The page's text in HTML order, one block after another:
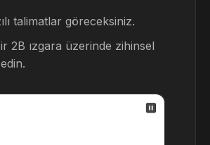
talimatlar göreceksiniz.
2B ızgara üzerinde zihinsel